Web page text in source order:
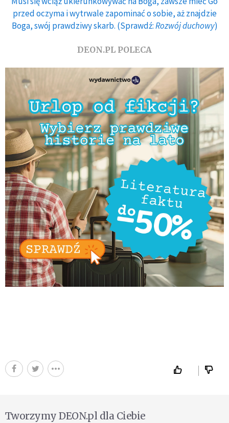
przed oczyma i wytrwale zapominać o sobie, aż znajdzie
Boga, swój prawdziwy skarb. (Sprawdź:Rozwój duchowy)
DEON.PL POLECA
Tworzymy DEON.pl dla Ciebie